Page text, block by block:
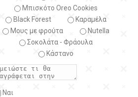
Μπισκότο Oreo Cookies
Black Forest
Kαραμέλα
Μους με φρούτα
Nutella
Σοκολάτα - Φράουλα
Κάστανο
Ναι